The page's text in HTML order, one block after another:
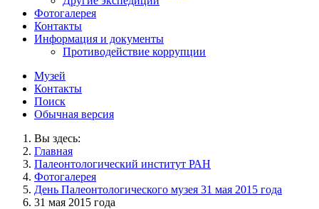
Фотогалерея
Контакты
Информация и документы
Противодействие коррупции
Музей
Контакты
Поиск
Обычная версия
Вы здесь:
Главная
Палеонтологический институт РАН
Фотогалерея
День Палеонтологического музея 31 мая 2015 года
31 мая 2015 года